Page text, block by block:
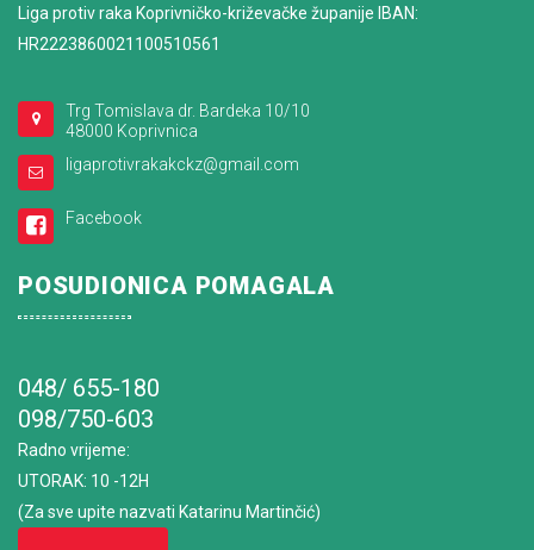
Liga protiv raka Koprivničko-križevačke županije IBAN:
HR2223860021100510561
Trg Tomislava dr. Bardeka 10/10
48000 Koprivnica
ligaprotivrakakckz@gmail.com
Facebook
POSUDIONICA POMAGALA
048/ 655-180
098/750-603
Radno vrijeme:
UTORAK: 10 -12H
(Za sve upite nazvati Katarinu Martinčić)